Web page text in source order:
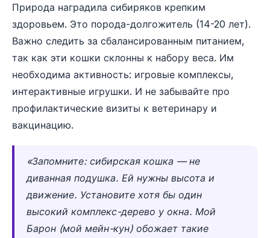
Природа наградила сибиряков крепким
здоровьем. Это порода-долгожитель (14-20 лет).
Важно следить за сбалансированным питанием,
так как эти кошки склонны к набору веса. Им
необходима активность: игровые комплексы,
интерактивные игрушки. И не забывайте про
профилактические визиты к ветеринару и
вакцинацию.
«Запомните: сибирская кошка — не
диванная подушка. Ей нужны высота и
движение. Установите хотя бы один
высокий комплекс-дерево у окна. Мой
Барон (мой мейн-кун) обожает такие